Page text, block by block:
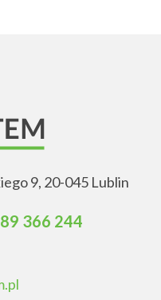
9, 20-045 Lublin
366 244